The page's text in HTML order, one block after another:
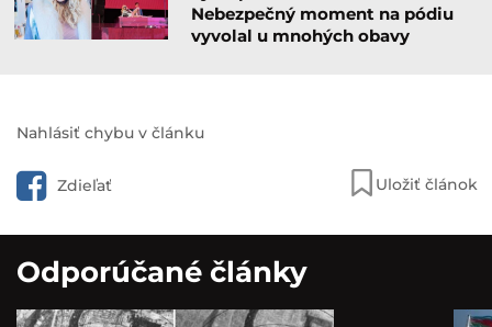
Nebezpečný moment na pódiu
vyvolal u mnohých obavy
Nahlásiť chybu v článku
Zdieľať Uložiť článok
Odporúčané články